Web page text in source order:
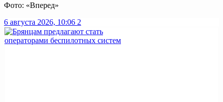
Фото: «Вперед»
6 августа 2026, 10:06 2